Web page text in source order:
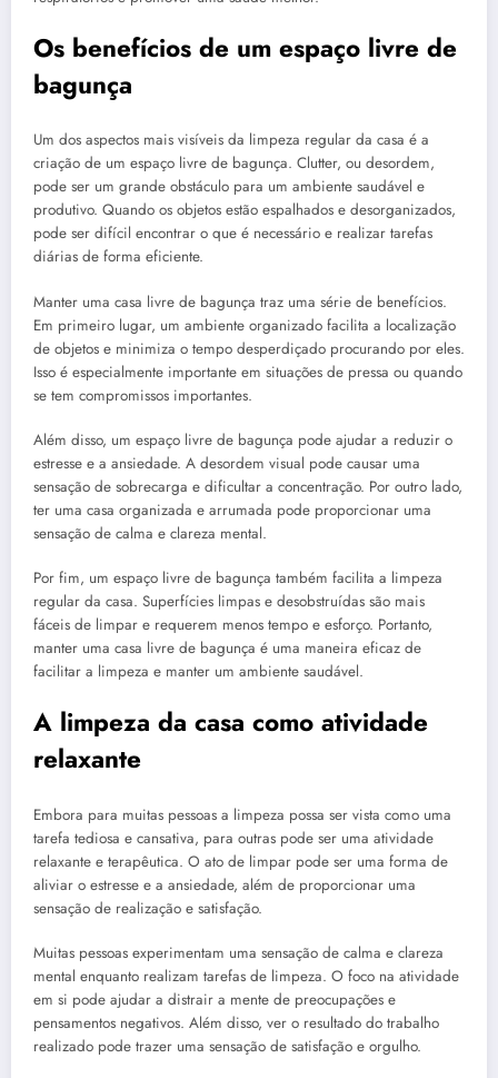
Os benefícios de um espaço livre de
bagunça
Um dos aspectos mais visíveis da limpeza regular da casa é a
criação de um espaço livre de bagunça. Clutter, ou desordem,
pode ser um grande obstáculo para um ambiente saudável e
produtivo. Quando os objetos estão espalhados e desorganizados,
pode ser difícil encontrar o que é necessário e realizar tarefas
diárias de forma eficiente.
Manter uma casa livre de bagunça traz uma série de benefícios.
Em primeiro lugar, um ambiente organizado facilita a localização
de objetos e minimiza o tempo desperdiçado procurando por eles.
Isso é especialmente importante em situações de pressa ou quando
se tem compromissos importantes.
Além disso, um espaço livre de bagunça pode ajudar a reduzir o
estresse e a ansiedade. A desordem visual pode causar uma
sensação de sobrecarga e dificultar a concentração. Por outro lado,
ter uma casa organizada e arrumada pode proporcionar uma
sensação de calma e clareza mental.
Por fim, um espaço livre de bagunça também facilita a limpeza
regular da casa. Superfícies limpas e desobstruídas são mais
fáceis de limpar e requerem menos tempo e esforço. Portanto,
manter uma casa livre de bagunça é uma maneira eficaz de
facilitar a limpeza e manter um ambiente saudável.
A limpeza da casa como atividade
relaxante
Embora para muitas pessoas a limpeza possa ser vista como uma
tarefa tediosa e cansativa, para outras pode ser uma atividade
relaxante e terapêutica. O ato de limpar pode ser uma forma de
aliviar o estresse e a ansiedade, além de proporcionar uma
sensação de realização e satisfação.
Muitas pessoas experimentam uma sensação de calma e clareza
mental enquanto realizam tarefas de limpeza. O foco na atividade
em si pode ajudar a distrair a mente de preocupações e
pensamentos negativos. Além disso, ver o resultado do trabalho
realizado pode trazer uma sensação de satisfação e orgulho.